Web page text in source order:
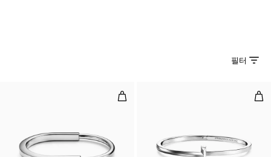
필터
뱅글, 화이트 골드 T1